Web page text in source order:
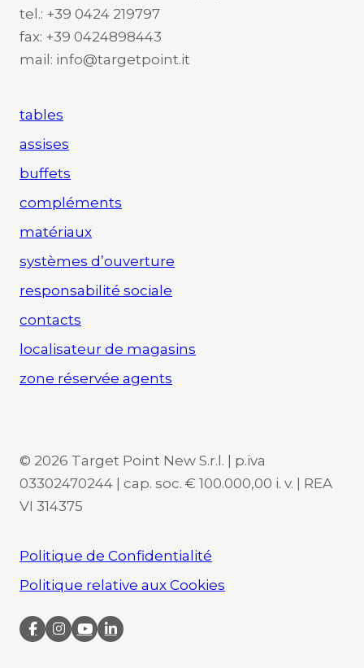
tel.: +39 0424 219797
fax: +39 0424898443
mail: info@targetpoint.it
tables
assises
buffets
compléments
matériaux
systèmes d’ouverture
responsabilité sociale
contacts
localisateur de magasins
zone réservée agents
© 2026 Target Point New S.r.l. | p.iva
03302470244 | cap. soc. € 100.000,00 i. v. | REA
VI 314375
Politique de Confidentialité
Politique relative aux Cookies